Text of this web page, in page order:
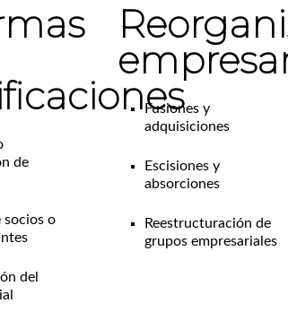
de
socios o
del
Fusiones y
adquisiciones
Escisiones y
absorciones
Reestructuración de
grupos empresariales